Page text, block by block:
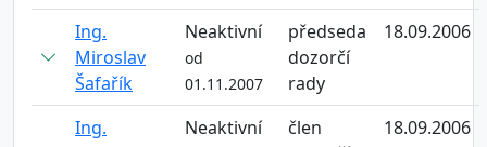
Ing.
Miroslav
Šafařík
Neaktivní
od
01.11.2007
předseda
dozorčí
rady
18.09.2006
Ing.
Neaktivní
člen
18.09.2006